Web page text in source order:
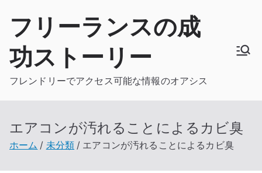
フリーランスの成
功ストーリー
フレンドリーでアクセス可能な情報のオアシス
エアコンが汚れることによるカビ臭
ホーム 未分類 エアコンが汚れることによるカビ臭